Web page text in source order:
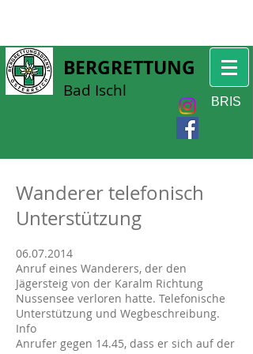
BERGRETTUNG
Bad Ischl
BRIS
Wanderer telefonisch
Unterstützung
06.07.2014
Anruf eines Wanderers, der den
Jägersteig von der Karalm Richtung
Nussensee verloren hatte. Telefonische
Unterstützung und Wegbeschreibung.
Info
Anrufer gegen 14.45, dass er sich auf der